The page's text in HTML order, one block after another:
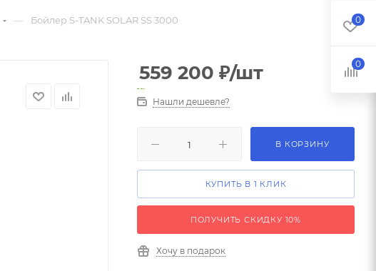
— Бойлер S-TANK SOLAR SS 3000
559 200 ₽/шт
Нашли дешевле?
В КОРЗИНУ
КУПИТЬ В 1 КЛИК
ПОЛУЧИТЬ СКИДКУ 10%
Хочу в подарок
0
0